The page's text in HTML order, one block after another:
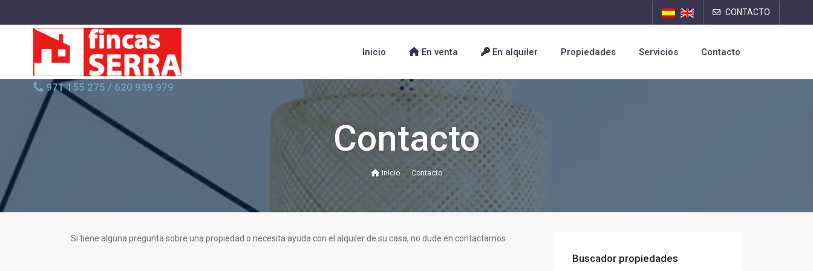
CONTACTO
Inicio En venta En alquiler Propiedades Servicios Contacto
971 155 275 / 620 939 979
Contacto
Inicio Contacto
Si tiene alguna pregunta sobre una propiedad o necesita ayuda con el alquiler de su casa, no dude en contactarnos.
Buscador propiedades